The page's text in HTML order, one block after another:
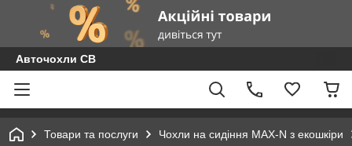
Авточохли СВ
Товари та послуги Чохли на сидіння MAX-N з екошкіри